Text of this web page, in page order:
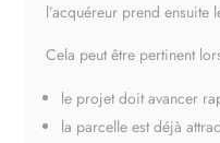
l’acquéreur prend ensuite
Cela peut être pertinent
le projet doit avancer
la parcelle est déjà